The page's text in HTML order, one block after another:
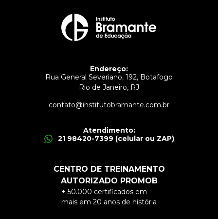
Endereço:
Rua General Severiano, 192, Botafogo
Rio de Janeiro, RJ
contato@institutobramante.com.br
Atendimento:
21 98420-7399 (celular ou ZAP)
CENTRO DE TREINAMENTO
AUTORIZADO PROMOB
+ 50.000 certificados em
mais em 20 anos de história